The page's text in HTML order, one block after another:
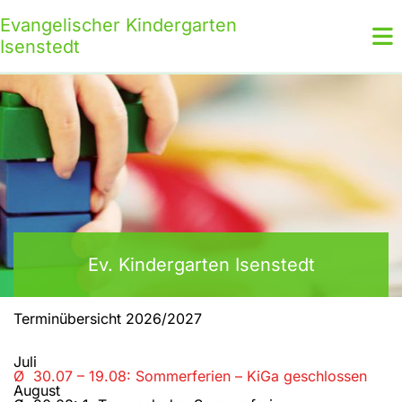
Evangelischer Kindergarten
Isenstedt
Ev. Kindergarten Isenstedt
Terminübersicht 2026/2027
Juli
Ø 30.07 – 19.08: Sommerferien – KiGa geschlossen
August